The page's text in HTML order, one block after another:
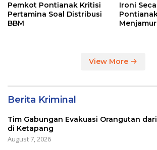
Pemkot Pontianak Kritisi
Pertamina Soal Distribusi
BBM
Ironi
View More
Berita Kriminal
Tim Gabungan Evakuasi Orangutan
di Ketapang
August 7, 2026